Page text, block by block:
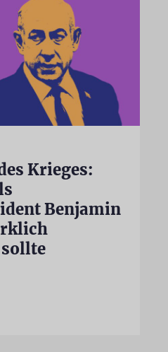
Krieges:
Benjamin